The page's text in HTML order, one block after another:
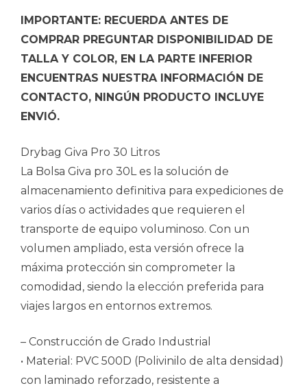
IMPORTANTE: RECUERDA ANTES DE
COMPRAR PREGUNTAR DISPONIBILIDAD DE
TALLA Y COLOR, EN LA PARTE INFERIOR
ENCUENTRAS NUESTRA INFORMACIÓN DE
CONTACTO, NINGÚN PRODUCTO INCLUYE
ENVIÓ.
Drybag Giva Pro 30 Litros
La Bolsa Giva pro 30L es la solución de
almacenamiento definitiva para expediciones de
varios días o actividades que requieren el
transporte de equipo voluminoso. Con un
volumen ampliado, esta versión ofrece la
máxima protección sin comprometer la
comodidad, siendo la elección preferida para
viajes largos en entornos extremos.
– Construcción de Grado Industrial
• Material: PVC 500D (Polivinilo de alta densidad)
con laminado reforzado, resistente a